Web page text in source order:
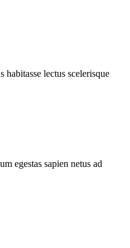
lectus scelerisque
egestas sapien netus ad